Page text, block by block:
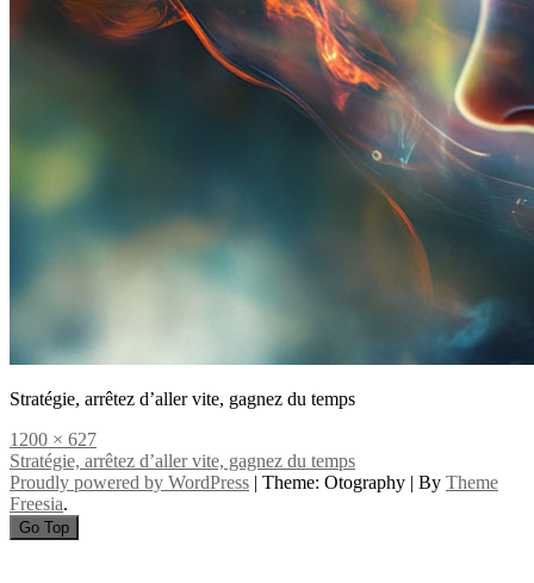
Stratégie, arrêtez d’aller vite, gagnez du temps
Full
size
1200 × 627
Navigation
de
l’article
Stratégie, arrêtez d’aller vite, gagnez du temps
Proudly powered by WordPress | Theme: Otography | By Theme
Freesia.
Go Top